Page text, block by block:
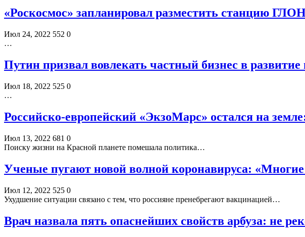
«Роскосмос» запланировал разместить станцию
Июл 24, 2022 552 0
…
Путин призвал вовлекать частный бизнес в
Июл 18, 2022 525 0
…
Российско-европейский «ЭкзоМарс» остался на
Июл 13, 2022 681 0
Поиску жизни на Красной планете помешала политика…
Ученые пугают новой волной коронавируса: «Многие
Июл 12, 2022 525 0
Ухудшение ситуации связано с тем, что россияне пренебрегают вакцинацией…
Врач назвала пять опаснейших свойств арбуза: не